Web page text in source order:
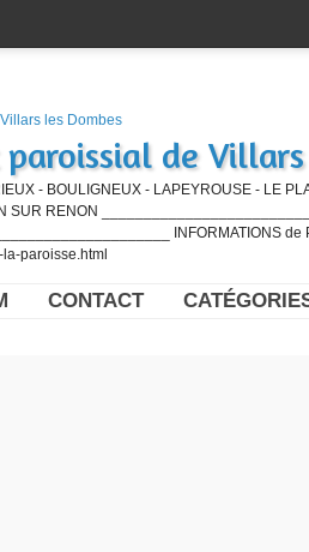
de
- BOULIGNEUX - LAPEYROUSE - LE
SUR RENON
INFORMATIONS de
paroisse.html
CONTACT